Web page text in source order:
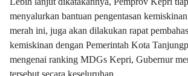
menyalurkan bantuan pengentasan
merah ini, juga akan dilakukan rapat
kemiskinan dengan Pemerintah Kota
mengenai ranking MDGs Kepri, Gubernur
tersebut secara keseluruhan.